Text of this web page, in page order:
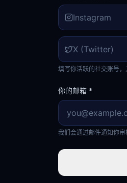
填写你活跃的社交账号，
你的邮箱 *
我们会通过邮件通知你审